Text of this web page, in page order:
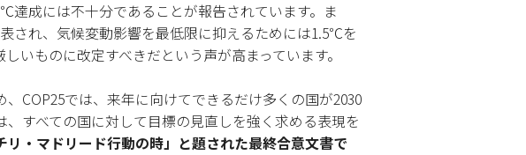
達成には不十分であることが報告されています。ま
され、気候変動影響を最低限に抑えるためには1.5℃を
いものに改定すべきだという声が高まっています。
COP25では、来年に向けてできるだけ多くの国が2030
すべての国に対して目標の見直しを強く求める表現を
リ・マドリード行動の時」と題された最終合意文書で